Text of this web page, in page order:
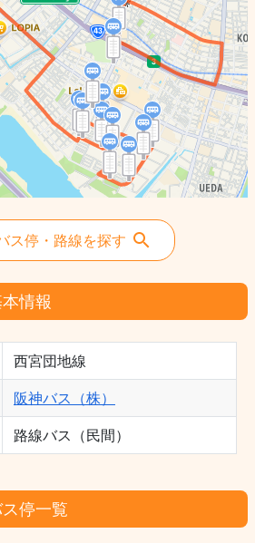
ス停・路線を探す
情報
西宮団地線
阪神バス（株）
路線バス（民間）
停一覧